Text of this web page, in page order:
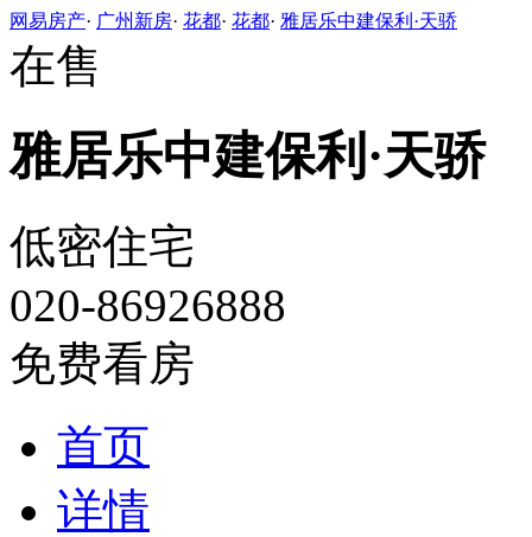
网易房产· 广州新房· 花都· 花都· 雅居乐中建保利·天骄
在售
雅居乐中建保利·天骄
低密住宅
020-86926888
免费看房
首页
详情